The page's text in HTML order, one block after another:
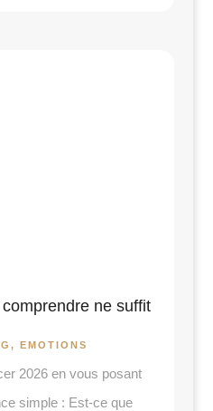
ne suffit
, EMOTIONS
2026 en vous posant
simple : Est-ce que